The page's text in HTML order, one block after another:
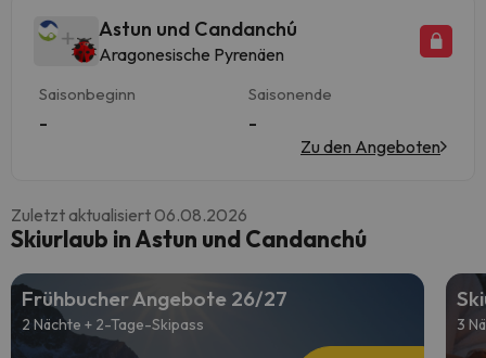
Astun und Candanchú
Aragonesische Pyrenäen
Saisonbeginn
-
Saisonende
-
Zu den Angeboten
Zuletzt aktualisiert 06.08.2026
Skiurlaub in Astun und Candanchú
Frühbucher Angebote 26/27
2 Nächte + 2-Tage-Skipass 3